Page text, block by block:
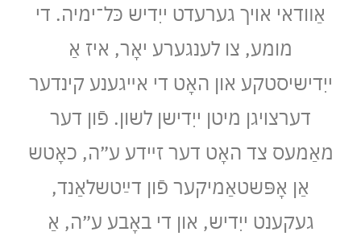
אַװדאי אױך גערעדט ייִדיש כּל־ימיה. די
מומע, צו לענגערע יאָר, איז אַ
ייִדישיסטקע און האָט די אײגענע קינדער
דערצױגן מיטן ייִדישן לשון. פֿון דער
מאַמעס צד האָט דער זײדע ע״ה, כאָטש
אַן אָפּשטאַמיקער פֿון דײַטשלאַנד,
געקענט ייִדיש, און די באָבע ע״ה, אַ